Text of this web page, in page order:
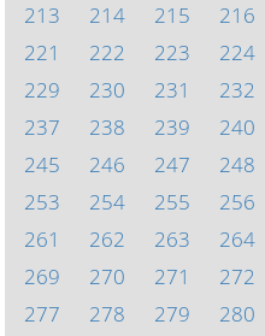
213
214 215 216
221
222 223 224
229
230 231 232
237
238 239 240
245
246 247 248
253
254 255 256
261
262 263 264
269
270 271 272
277
278 279 280